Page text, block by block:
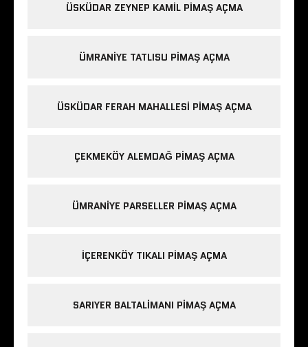
ÜSKÜDAR ZEYNEP KAMIL PIMAŞ AÇMA
ÜMRANIYE TATLISU PIMAŞ AÇMA
ÜSKÜDAR FERAH MAHALLESI PIMAŞ AÇMA
ÇEKMEKÖY ALEMDAĞ PIMAŞ AÇMA
ÜMRANIYE PARSELLER PIMAŞ AÇMA
IÇERENKÖY TIKALI PIMAŞ AÇMA
SARIYER BALTALIMANI PIMAŞ AÇMA